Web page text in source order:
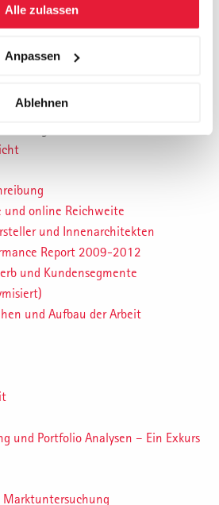
Alle zulassen
Anpassen
Ablehnen
Management
und online Reichweite
und Innenarchitekten
Report 2009-2012
und Kundensegmente
und Aufbau der Arbeit
und Portfolio Analysen – Ein Exkurs
Marktuntersuchung